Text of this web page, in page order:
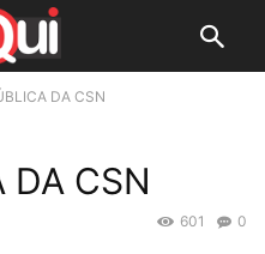
DA CSN
DA CSN
0
601